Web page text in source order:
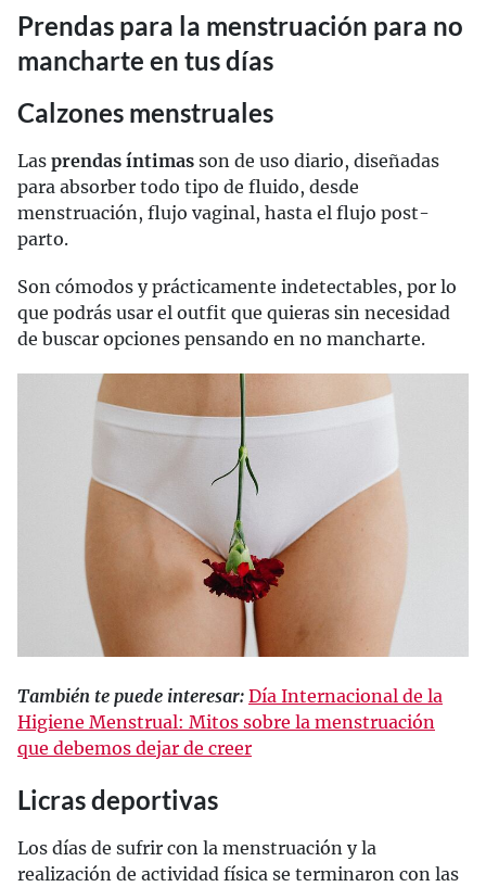
Prendas para la menstruación para no
mancharte en tus días
Calzones menstruales
Las prendas íntimas son de uso diario, diseñadas
para absorber todo tipo de fluido, desde
menstruación, flujo vaginal, hasta el flujo post-
parto.
Son cómodos y prácticamente indetectables, por lo
que podrás usar el outfit que quieras sin necesidad
de buscar opciones pensando en no mancharte.
También te puede interesar: Día Internacional de la
Higiene Menstrual: Mitos sobre la menstruación
que debemos dejar de creer
Licras deportivas
Los días de sufrir con la menstruación y la
realización de actividad física se terminaron con las